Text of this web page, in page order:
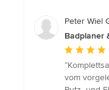
Peter Wiel
Badplaner
Bewertung:
5
von
vom